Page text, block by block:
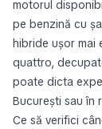
motorul
pe benzină cu
hibride ușor mai
quattro,
poate dicta
București sau în
Ce să verifici